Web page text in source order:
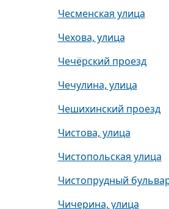
Чесменская улица
Чехова, улица
Чечёрский проезд
Чечулина, улица
Чешихинский проезд
Чистова, улица
Чистопольская улица
Чистопрудный
Чичерина, улица